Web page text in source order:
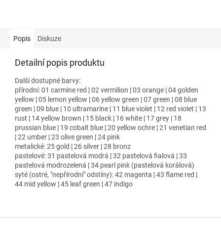
Popis Diskuze
Detailní popis produktu
Další dostupné barvy:
přírodní: 01 carmine red ¦ 02 vermilion ¦ 03 orange ¦ 04 golden
yellow ¦ 05 lemon yellow ¦ 06 yellow green ¦ 07 green ¦ 08 blue
green ¦ 09 blue ¦ 10 ultramarine ¦ 11 blue violet ¦ 12 red violet ¦ 13
rust ¦ 14 yellow brown ¦ 15 black ¦ 16 white ¦ 17 grey ¦ 18
prussian blue ¦ 19 cobalt blue ¦ 20 yellow ochre ¦ 21 venetian red
¦ 22 umber ¦ 23 olive green ¦ 24 pink
metalické: 25 gold ¦ 26 silver ¦ 28 bronz
pastelové: 31 pastelová modrá ¦ 32 pastelová fialová ¦ 33
pastelová modrozelená ¦ 34 pearl pink (pastelová korálová)
syté (ostré, "nepřírodní" odstíny): 42 magenta ¦ 43 flame red ¦
44 mid yellow ¦ 45 leaf green ¦ 47 indigo